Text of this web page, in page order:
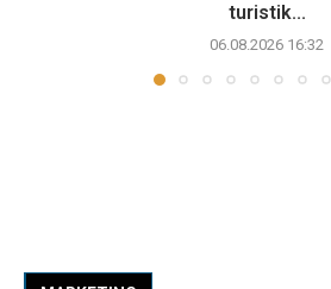
turistik...
06.08.2026 16:32